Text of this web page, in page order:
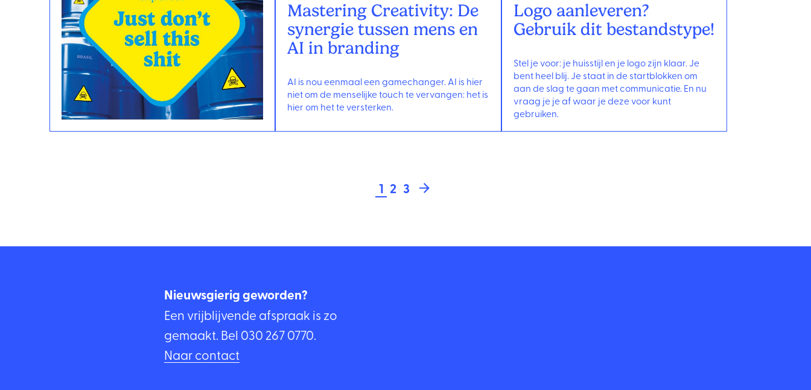
Mastering Creativity: De
synergie tussen mens en
AI in branding
AI is nou eenmaal een gamechanger. AI is hier
niet om de menselijke touch te vervangen: het is
hier om het te versterken.
Logo aanleveren?
Gebruik dit bestandstype!
Stel je voor: je huisstijl en je logo zijn klaar. Je
bent heel blij. Je staat in de startblokken om
aan de slag te gaan met communicatie. En nu
vraag je je af waar je deze voor kunt
gebruiken.
1 2 3
Nieuwsgierig geworden?
Een vrijblijvende afspraak is zo
gemaakt. Bel 030 267 0770.
Naar contact